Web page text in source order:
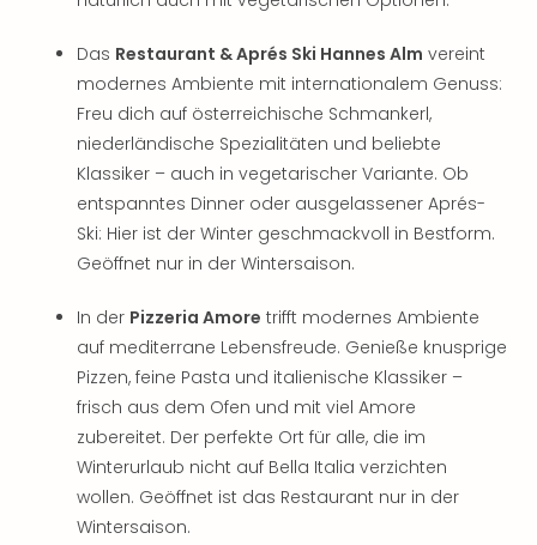
Das Restaurant & Aprés Ski Hannes Alm vereint
modernes Ambiente mit internationalem Genuss:
Freu dich auf österreichische Schmankerl,
niederländische Spezialitäten und beliebte
Klassiker – auch in vegetarischer Variante. Ob
entspanntes Dinner oder ausgelassener Aprés-
Ski: Hier ist der Winter geschmackvoll in Bestform.
Geöffnet nur in der Wintersaison.
In der Pizzeria Amore trifft modernes Ambiente
auf mediterrane Lebensfreude. Genieße knusprige
Pizzen, feine Pasta und italienische Klassiker –
frisch aus dem Ofen und mit viel Amore
zubereitet. Der perfekte Ort für alle, die im
Winterurlaub nicht auf Bella Italia verzichten
wollen. Geöffnet ist das Restaurant nur in der
Wintersaison.